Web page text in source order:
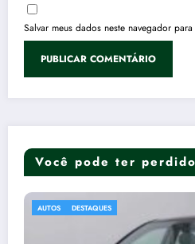
Salvar meus dados neste navegador
Você pode ter perdido
AGRO
Guia Prático da
Patos com